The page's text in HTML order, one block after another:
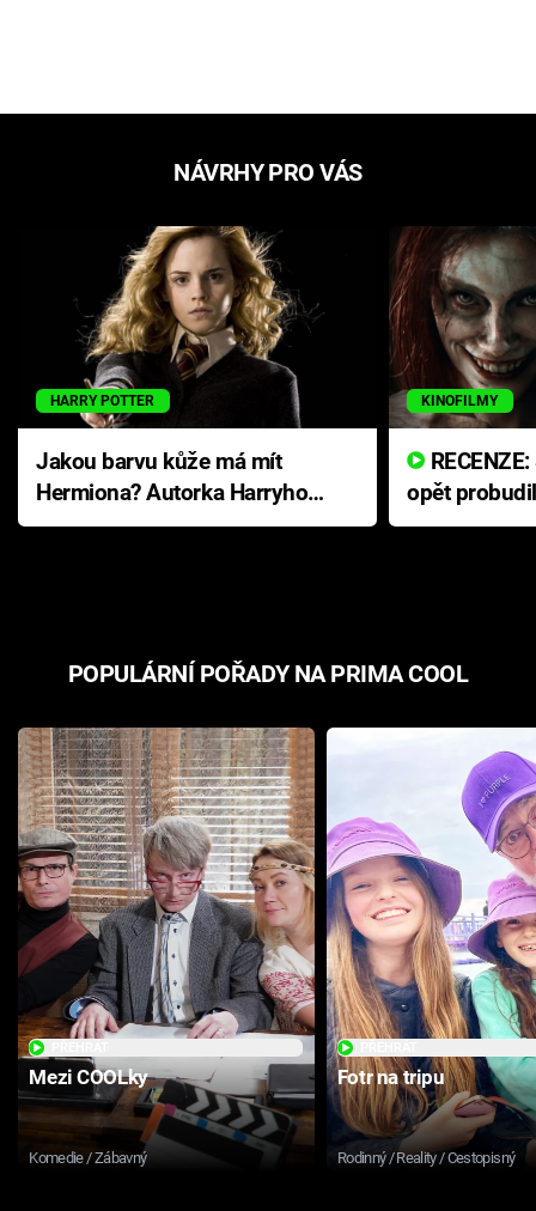
NÁVRHY PRO VÁS
HARRY POTTER
Jakou barvu kůže má mít
Hermiona? Autorka Harryho
Pottera přišla s ráznou
KINOFILMY
opět
přichází s
POPULÁRNÍ POŘADY NA PRIMA COOL
Mezi COOLky
Komedie / Zábavný
Fotr na tripu
Rodinný / Reality / Cestopisný